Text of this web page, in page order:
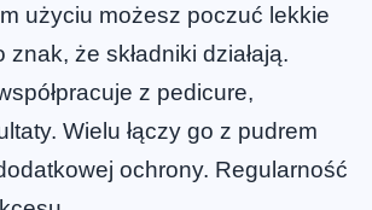
użyciu możesz poczuć lekkie
znak, że składniki działają.
z pedicure,
Wielu łączy go z pudrem
ochrony. Regularność